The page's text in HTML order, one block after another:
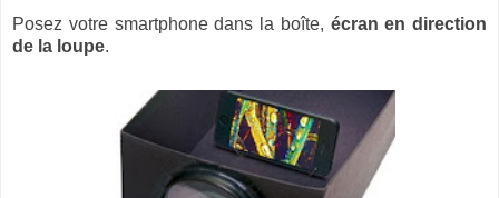
Posez votre smartphone dans la boîte, écran en direction
de la loupe.